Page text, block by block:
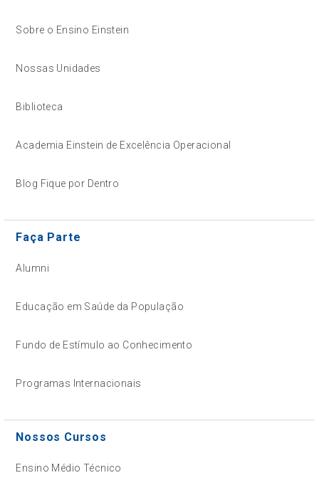
Sobre o Ensino Einstein
Nossas Unidades
Biblioteca
Academia Einstein de Excelência Operacional
Blog Fique por Dentro
Faça Parte
Alumni
Educação em Saúde da População
Fundo de Estímulo ao Conhecimento
Programas Internacionais
Nossos Cursos
Ensino Médio Técnico